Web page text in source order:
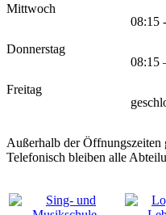
Mittwoch
08:15
Donnerstag
08:15
Freitag
Außerhalb der Öffnungszeiten
Telefonisch bleiben alle